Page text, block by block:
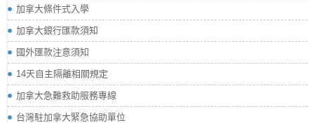
加拿大條件式入學
加拿大銀行匯款須知
國外匯款注意須知
14天自主隔離相關規定
加拿大急難救助服務專線
台灣駐加拿大緊急協助單位